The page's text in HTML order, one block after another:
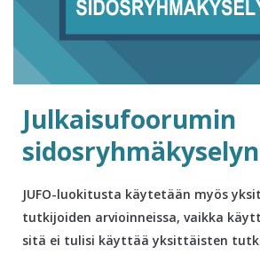
Julkaisufoorumin
JUFO-luokitusta käytetään myös
tutkijoiden arvioinneissa, vaikka
sitä ei tulisi käyttää yksittäisten